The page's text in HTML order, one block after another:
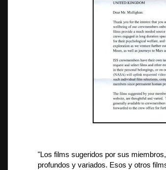
"Los films sugeridos por sus
profundos y variados. Esos y otros